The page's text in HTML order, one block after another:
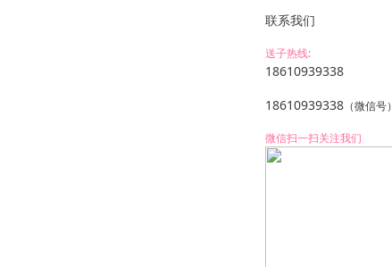
联系我们
送子热线:
18610939338
18610939338 （微信号）
微信扫一扫关注我们